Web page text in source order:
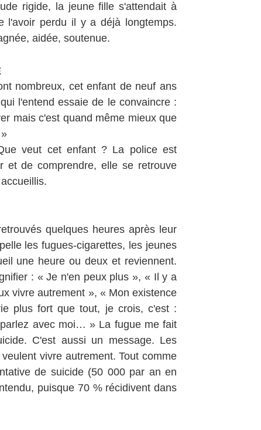
rigide, la jeune fille s'attendait à
l'avoir perdu il y a déjà longtemps.
aidée, soutenue.
nombreux, cet enfant de neuf ans
l'entend essaie de le convaincre :
mais c'est quand même mieux que
veut cet enfant ? La police est
et de comprendre, elle se retrouve
quelques heures après leur
les fugues-cigarettes, les jeunes
une heure ou deux et reviennent.
: « Je n'en peux plus », « Il y a
vivre autrement », « Mon existence
plus fort que tout, je crois, c'est :
avec moi… » La fugue me fait
C'est aussi un message. Les
vivre autrement. Tout comme
de suicide (50 000 par an en
puisque 70 % récidivent dans